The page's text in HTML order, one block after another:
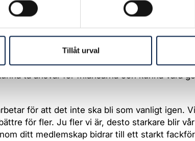
Tillåt urval
och utövares rätt till ersättning i en framtid där
för det digitala landskapet blir
kassan äntligen reformeras för att kunna
arbetsmarknad? Kanske kan scenkonst-
yrkesgrupper kan inkluderas? Kan den
få de anslagsuppräkningar som krävs för att
ta ansvar för frilansarna och kunna vara
för att det inte ska bli som vanligt igen.
för fler. Ju fler vi är, desto starkare blir
ditt medlemskap bidrar till ett starkt